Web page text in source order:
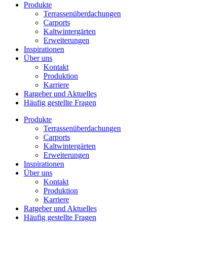
Produkte
Terrassenüberdachungen
Carports
Kaltwintergärten
Erweiterungen
Inspirationen
Über uns
Kontakt
Produktion
Karriere
Ratgeber und Aktuelles
Häufig gestellte Fragen
Produkte
Terrassenüberdachungen
Carports
Kaltwintergärten
Erweiterungen
Inspirationen
Über uns
Kontakt
Produktion
Karriere
Ratgeber und Aktuelles
Häufig gestellte Fragen